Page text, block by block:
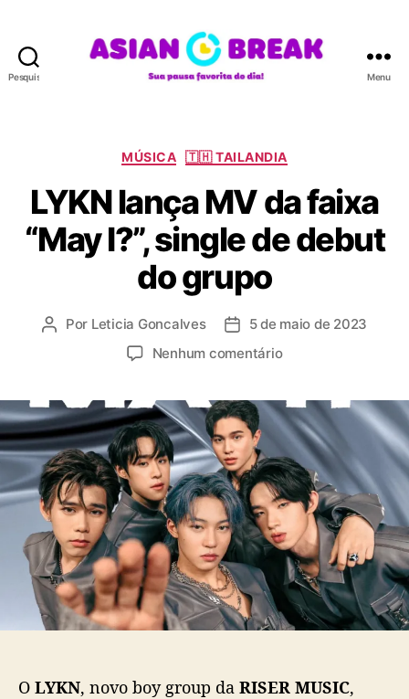
Pesquisar
A
B
R
E
A
K
Menu
C
t
e
g
o
r
i
s
MÚSICA 🇹🇭 TAILANDIA
LYKN lança MV da faixa
“May I?”, single de debut
do grupo
A
r
d
o
p
o
s
t
Por Leticia Goncalves
D
d
e
p
u
b
l
i
c
a
ç
ã
o
5 de maio de 2023
Nenhum comentárioe
Y
K
N
l
a
n
ç
a
M
V
d
a
i
O LYKN, novo boy group da RISER MUSIC,